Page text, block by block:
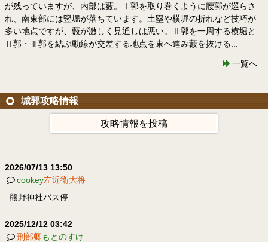
が残っていますが、内部は薮。Ⅰ郭を取り巻くように腰郭が巡らさ
れ、南東部には竪堀が落ちています。土塁や横堀の折れなど技巧が
多い地点ですが、藪が激しく見通しは悪い。Ⅱ郭を一周する横堀と
Ⅱ郭・Ⅲ郭を結ぶ動線が交差する地点を東へ進み藪を抜ける...
一覧へ
城郭攻略情報
攻略情報を投稿
2026/07/13 13:50
cookey左近衛大将
熊野神社バス停
2025/12/12 03:42
刑部卿もとのすけ